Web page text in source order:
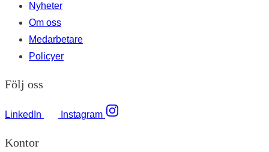
Nyheter
Om oss
Medarbetare
Policyer
Följ oss
LinkedIn Instagram
Kontor